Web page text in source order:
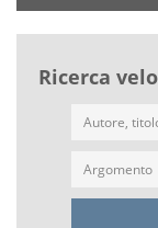
Ricerca